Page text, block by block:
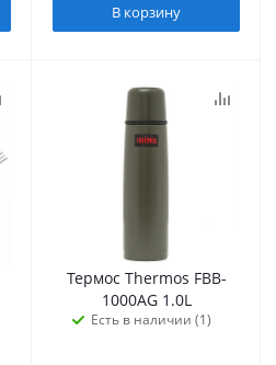
В корзину
Термос Thermos FBB-
1000AG 1.0L
Есть в наличии (1)